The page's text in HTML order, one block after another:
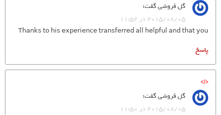
گل فروشیگفت:
2015/08/05 در 11:52
Thanks to his experience transferred all helpful and that you
پاسخ
گل فروشیگفت:
2015/08/05 در 11:50